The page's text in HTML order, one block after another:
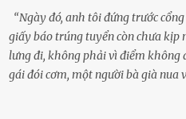
bánh rời khỏi bến...
“Ngày đó, anh tôi đứng trước
giấy báo trúng tuyển còn chưa kịp
lưng đi, không phải vì điểm không
gái đói cơm, một người bà già nua